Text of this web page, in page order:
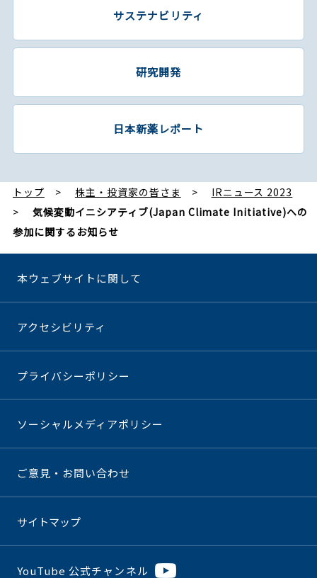
サステナビリティ
研究開発
日本新薬レポート
トップ 株主・投資家の皆さま
IRニュース 2023
気候変動イニシアティブ(Japan Climate Initiative)への
参加に関するお知らせ
本ウェブサイトに関して
アクセシビリティ
プライバシーポリシー
ソーシャルメディアポリシー
ご意見・お問い合わせ
サイトマップ
YouTube 公式チャンネル